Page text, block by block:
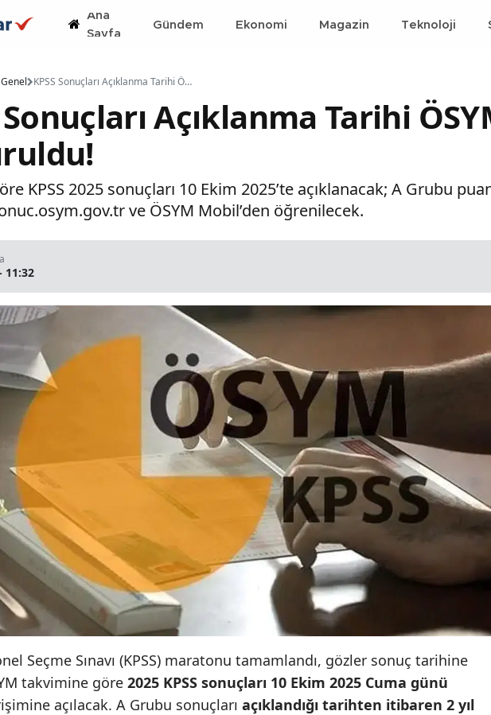
Ana
Sayfa
Gündem Ekonomi Magazin Teknoloji
Genel KPSS Sonuçları Açıklanma Tarihi ÖSYM Tarafından Duyuruldu!
Sonuçları Açıklanma Tarihi
KPSS 2025 sonuçları 10 Ekim 2025’te açıklanacak; A Grubu
ve ÖSYM Mobil’den öğrenilecek.
11:32
Seçme Sınavı (KPSS) maratonu tamamlandı, gözler sonuç tarihine
takvimine göre 2025 KPSS sonuçları 10 Ekim 2025 Cuma günü
açılacak. A Grubu sonuçları açıklandığı tarihten itibaren 2 yıl